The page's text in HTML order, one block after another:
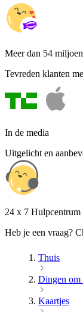
Meer dan 54 miljoen
Tevreden klanten
In de media
Uitgelicht en
24 x 7 Hulpcentrum
Heb je een vraag?
Thuis
Dingen om
Kaartjes